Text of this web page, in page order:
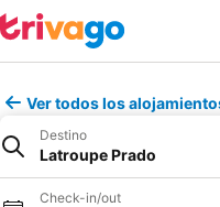
Ver todos los
Destino
Latroupe Prado
Check-in/out